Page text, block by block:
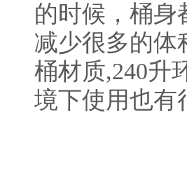
的时候，桶身
减少很多的体
桶材质,240升
境下使用也有